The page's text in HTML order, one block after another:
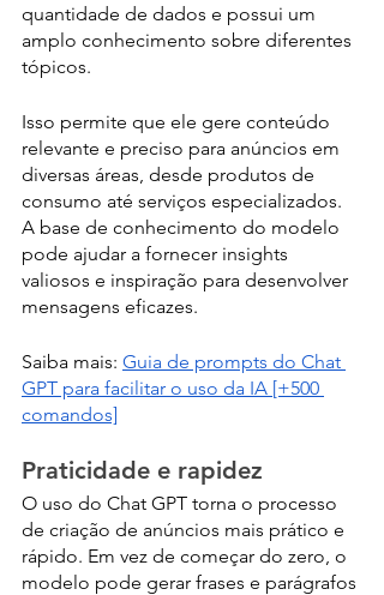
quantidade de dados e possui um
amplo conhecimento sobre diferentes
tópicos.
Isso permite que ele gere conteúdo
relevante e preciso para anúncios em
diversas áreas, desde produtos de
consumo até serviços especializados.
A base de conhecimento do modelo
pode ajudar a fornecer insights
valiosos e inspiração para desenvolver
mensagens eficazes.
Saiba mais: Guia de prompts do Chat
GPT para facilitar o uso da IA [+500
comandos]
Praticidade e rapidez
O uso do Chat GPT torna o processo
de criação de anúncios mais prático e
rápido. Em vez de começar do zero, o
modelo pode gerar frases e parágrafos